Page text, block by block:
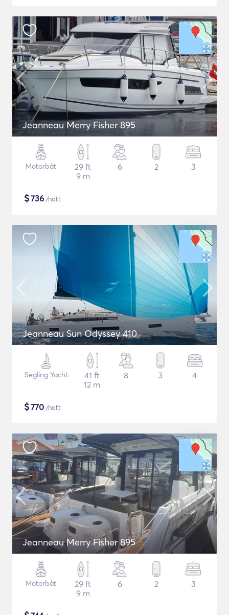
Jeanneau Merry Fisher 895
Motorbåt
29 ft
9 m
6 2 3
$736 /natt
Jeanneau Sun Odyssey 410
Segling Yacht
41 ft
12 m
8 3 4
$770 /natt
Jeanneau Merry Fisher 895
Motorbåt
29 ft
9 m
6 2 3